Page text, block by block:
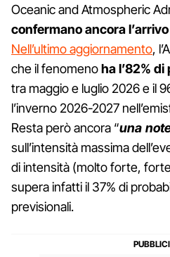
Oceanic and Atmospheric
confermano ancora
Nell’ultimo aggiornamento,
che il fenomenoha l’82%
tra maggio e luglio 2026 e il
l’inverno 2026-2027
Resta però ancora “una
sull’intensità massima
di intensità (molto forte,
supera infatti il 37% di
previsionali.